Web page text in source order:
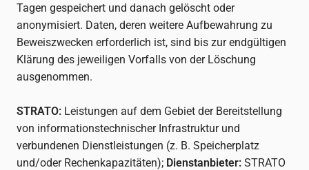
Tagen gespeichert und danach gelöscht oder
anonymisiert. Daten, deren weitere Aufbewahrung zu
Beweiszwecken erforderlich ist, sind bis zur endgültigen
Klärung des jeweiligen Vorfalls von der Löschung
ausgenommen.
STRATO: Leistungen auf dem Gebiet der Bereitstellung
von informationstechnischer Infrastruktur und
verbundenen Dienstleistungen (z. B. Speicherplatz
und/oder Rechenkapazitäten); Dienstanbieter: STRATO